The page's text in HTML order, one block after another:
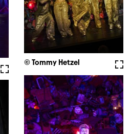
© Tommy Hetzel
Vollbild